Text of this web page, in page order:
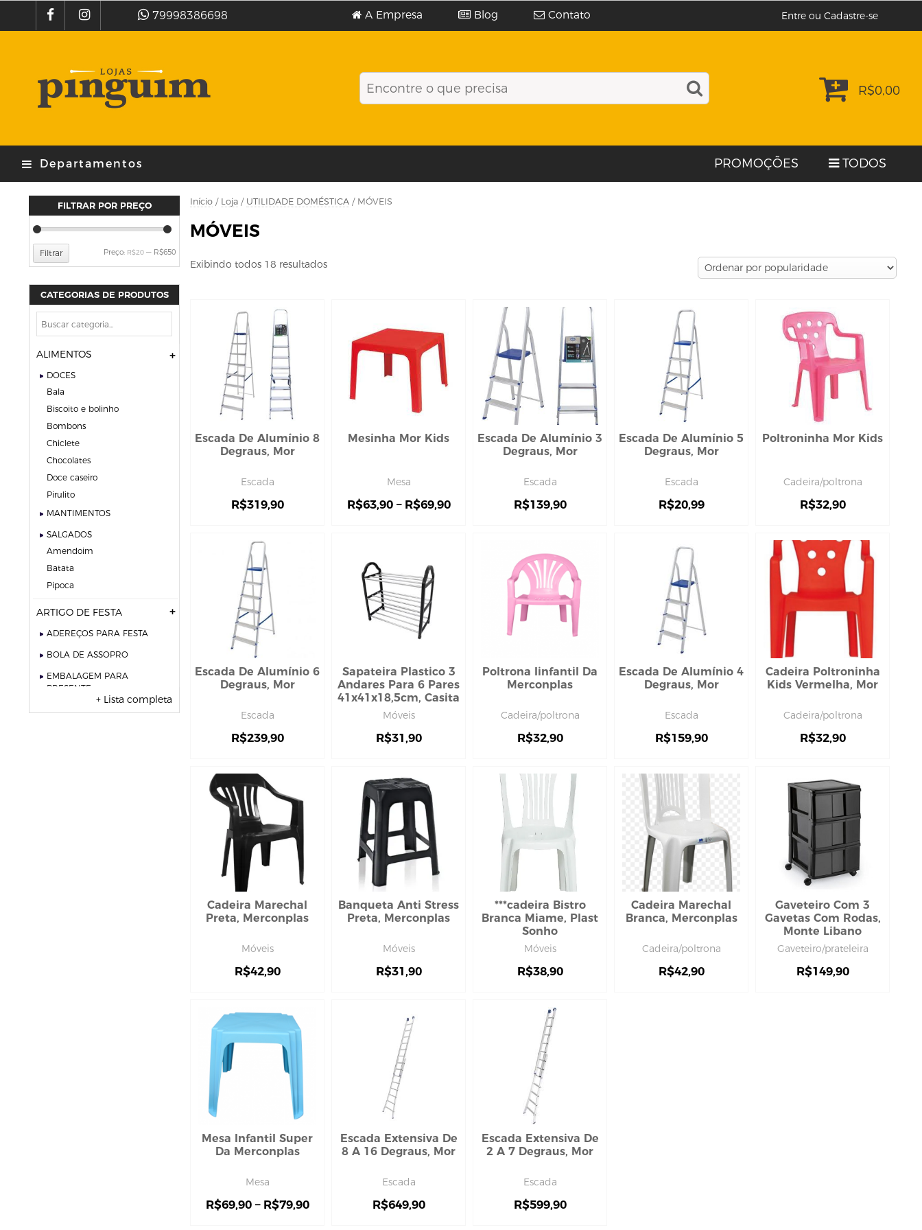
79998386698 A Empresa Blog Contato Entre ou Cadastre-se
R$0,00
Departamentos PROMOÇÕES TODOS
Início / Loja / UTILIDADE DOMÉSTICA / MÓVEIS
MÓVEIS
Exibindo todos 18 resultados
Escada De Alumínio 8
Degraus, Mor
Escada
R$319,90
Mesinha Mor Kids
Mesa
R$63,90– R$69,90
Escada De Alumínio 3
Degraus, Mor
Escada
R$139,90
Escada De Alumínio 5
Degraus, Mor
Escada
R$20,99
Poltroninha Mor Kids
Cadeira/poltrona
R$32,90
Escada De Alumínio 6
Degraus, Mor
Escada
R$239,90
Sapateira Plastico 3
Andares Para 6 Pares
41x41x18,5cm, Casita
Móveis
R$31,90
Poltrona Iinfantil Da
Merconplas
Cadeira/poltrona
R$32,90
Escada De Alumínio 4
Degraus, Mor
Escada
R$159,90
Cadeira Poltroninha
Kids Vermelha, Mor
Cadeira/poltrona
R$32,90
Cadeira Marechal
Preta, Merconplas
Móveis
R$42,90
Banqueta Anti Stress
Preta, Merconplas
Móveis
R$31,90
***cadeira Bistro
Branca Miame, Plast
Sonho
Móveis
R$38,90
Cadeira Marechal
Branca, Merconplas
Cadeira/poltrona
R$42,90
Gaveteiro Com 3
Gavetas Com Rodas,
Monte Libano
Gaveteiro/prateleira
R$149,90
Mesa Infantil Super
Da Merconplas
Mesa
R$69,90– R$79,90
Escada Extensiva De
8 A 16 Degraus, Mor
Escada
R$649,90
Escada Extensiva De
2 A 7 Degraus, Mor
Escada
R$599,90
FILTRAR POR PREÇO
Preço
mínimo
Preço
máximo
Filtrar Preço: R$20 — R$650
CATEGORIAS DE PRODUTOS
ALIMENTOS
DOCES
bala
biscoito e bolinho
bombons
chiclete
chocolates
doce caseiro
pirulito
MANTIMENTOS
SALGADOS
amendoim
batata
pipoca
ARTIGO DE FESTA
ADEREÇOS PARA FESTA
BOLA DE ASSOPRO
EMBALAGEM PARA
PRESENTE
+ Lista completa